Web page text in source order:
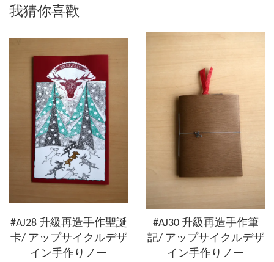
我猜你喜歡
#AJ28 升級再造手作聖誕
卡/ アップサイクルデザ
イン手作りノー
#AJ30 升級再造手作筆
記/ アップサイクルデザ
イン手作りノー